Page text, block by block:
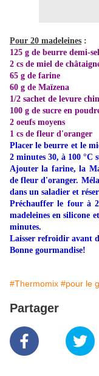
Pour 20 madeleines :
125 g de beurre demi-
2 cs de miel de
65 g de farine
60 g de Maïzena
1/2 sachet de levure
100 g de sucre en
2 oeufs moyens
1 cs de fleur d'oranger
Placer le beurre et le
2 minutes 30, à 100 °C
Ajouter la farine, la
de fleur d'oranger.
dans un saladier et
Préchauffer le four à
madeleines en silicone
minutes.
Laisser refroidir avant
Bonne gourmandise!
#Thermomix #pour le
Partager